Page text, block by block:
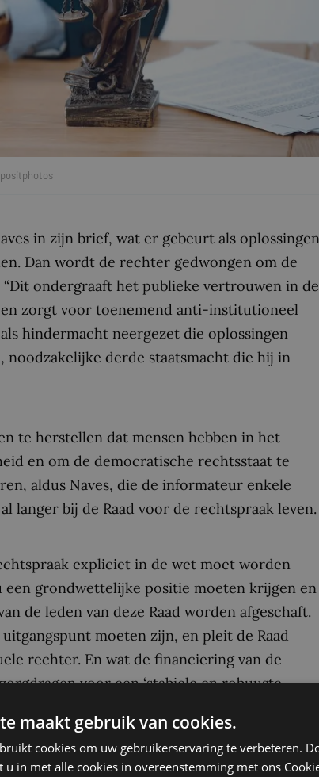
in zijn brief, wat er gebeurt als oplossingen
Dan wordt de rechter gedwongen om de
ondergraaft het publieke vertrouwen in de
zorgt voor toenemend anti-institutioneel
hindermacht neergezet die oplossingen
derde staatsmacht die hij in
te herstellen dat mensen hebben in het
en om de democratische rechtsstaat te
aldus Naves, die de informateur enkele
langer bij de Raad voor de rechtspraak leven.
expliciet in de wet moet worden
een grondwettelijke positie moeten krijgen en
de leden van deze Raad worden afgeschaft.
moeten zijn, en pleit de Raad
rechter. En wat de financiering van de
voor een ‘stabiele en robuuste
rechtsstaat vormen, “óók bij economische
maakt gebruik van cookies.
cookies om uw gebruikerservaring te verbeteren.
u in met alle cookies in overeenstemming met ons